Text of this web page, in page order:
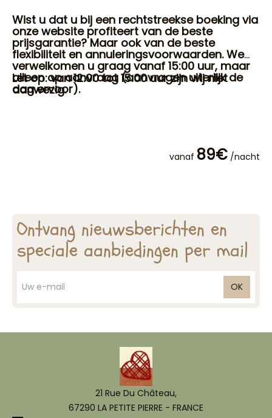
Wist u dat u bij een rechtstreekse boeking via
onze website profiteert van de beste
prijsgarantie? Maar ook van de beste
flexibiliteit en annuleringsvoorwaarden. We
verwelkomen u graag vanaf 15:00 uur, maar
alleen op aanvraag (aanvragen uiterlijk de
dag ervoor).
Let op: van 12:00 tot 15:00 uur zijn wij niet
aanwezig.
vanaf 89€ /nacht
Ontvang nieuwsberichten en
speciale aanbiedingen per mail
OK
21 Rue Du Château,
67290 LA PETITE PIERRE - FRANCE